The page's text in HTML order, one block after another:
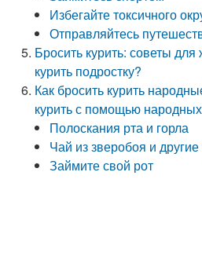
Избегайте токсичного
Отправляйтесь
Бросить курить: советы
курить подростку?
Как бросить курить
курить с помощью
Полоскания рта и горла
Чай из зверобоя и другие
Займите свой рот